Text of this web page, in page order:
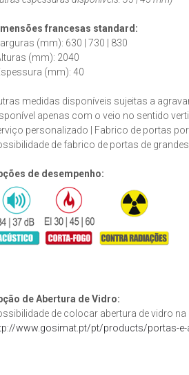
francesas standard :
(mm): 630 | 730 | 830
(mm): 2040
(mm): 40
medidas disponíveis sujeitas a
apenas com o veio no sentido
personalizado | Fabrico de portas por
de fabrico de portas de
de desempenho:
de Abertura de Vidro:
de colocar abertura de vidro
www.gosimat.pt/pt/products/portas-